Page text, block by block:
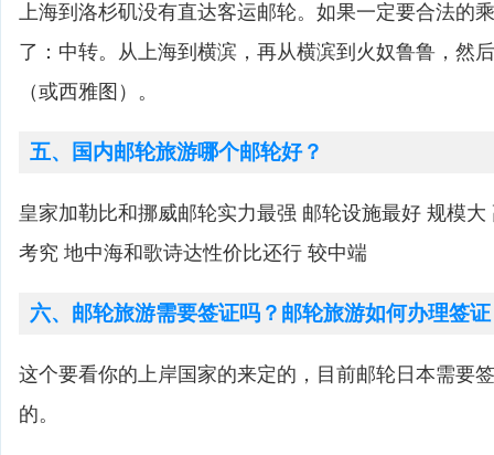
上海到洛杉矶没有直达客运邮轮。如果一定要合法的
了：中转。从上海到横滨，再从横滨到火奴鲁鲁，然
（或西雅图）。
五、国内邮轮旅游哪个邮轮好？
皇家加勒比和挪威邮轮实力最强 邮轮设施最好 规模
考究 地中海和歌诗达性价比还行 较中端
六、邮轮旅游需要签证吗？邮轮旅游如何办理签
这个要看你的上岸国家的来定的，目前邮轮日本需要
的。